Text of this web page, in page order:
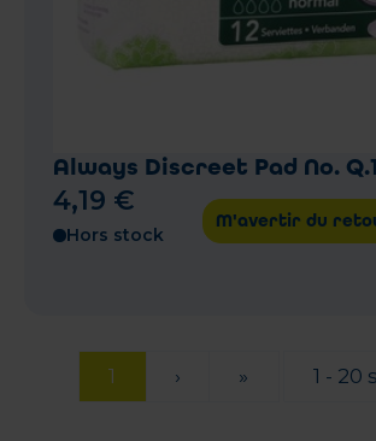
Always Discreet Pad No.
4,19 €
Hors stock
M'avertir du
1 › » 1 - 20